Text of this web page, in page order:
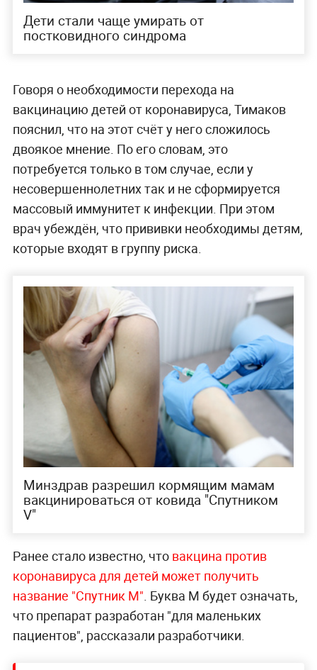
Дети стали чаще умирать от
постковидного синдрома
Говоря о необходимости перехода на
вакцинацию детей от коронавируса, Тимаков
пояснил, что на этот счёт у него сложилось
двоякое мнение. По его словам, это
потребуется только в том случае, если у
несовершеннолетних так и не сформируется
массовый иммунитет к инфекции. При этом
врач убеждён, что прививки необходимы детям,
которые входят в группу риска.
Минздрав разрешил кормящим мамам
вакцинироваться от ковида "Спутником
V"
Ранее стало известно, что вакцина против
коронавируса для детей может получить
название "Спутник М" . Буква М будет означать,
что препарат разработан "для маленьких
пациентов", рассказали разработчики.